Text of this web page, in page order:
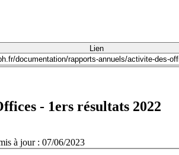
Lien
- 1ers résultats 2022
à jour : 07/06/2023